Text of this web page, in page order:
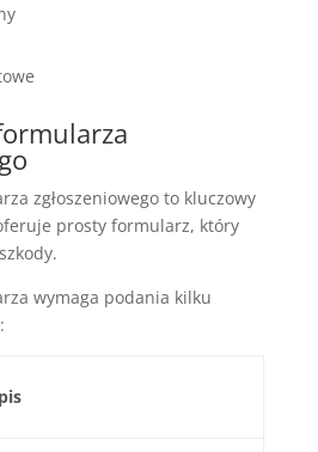
zgłoszeniowego to kluczowy
prosty formularz, który
wymaga podania kilku